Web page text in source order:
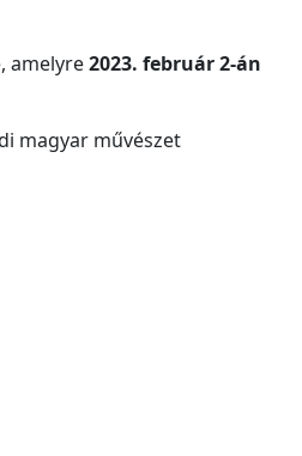
amelyre2023. február 2-án
magyar művészet